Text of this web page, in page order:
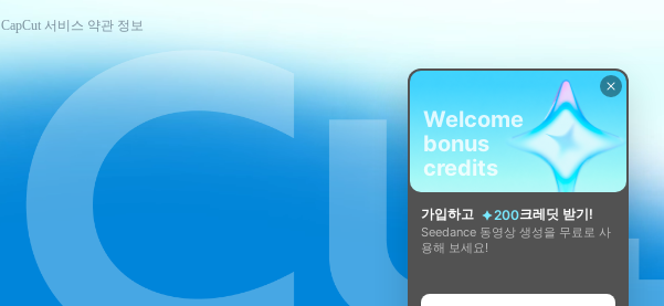
CapCut 서비스 약관 정보
Welcome
bonus
credits
가입하고 200크레딧 받기!
Seedance 동영상 생성을 무료로 사
용해 보세요!